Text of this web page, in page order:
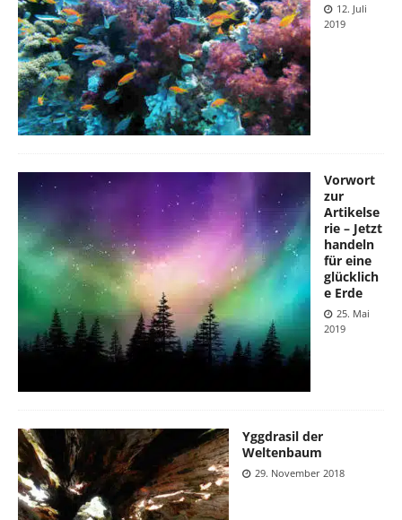
12. Juli
2019
Vorwort
zur
Artikelse
rie – Jetzt
handeln
für eine
glücklich
e Erde
25. Mai
2019
Yggdrasil der
Weltenbaum
29. November 2018